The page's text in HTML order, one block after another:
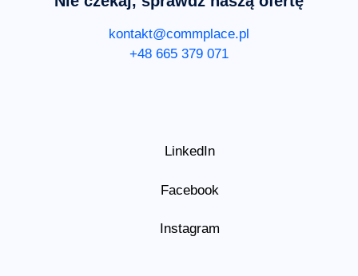
kontakt@commplace.pl
+48 665 379 071
LinkedIn
Facebook
Instagram